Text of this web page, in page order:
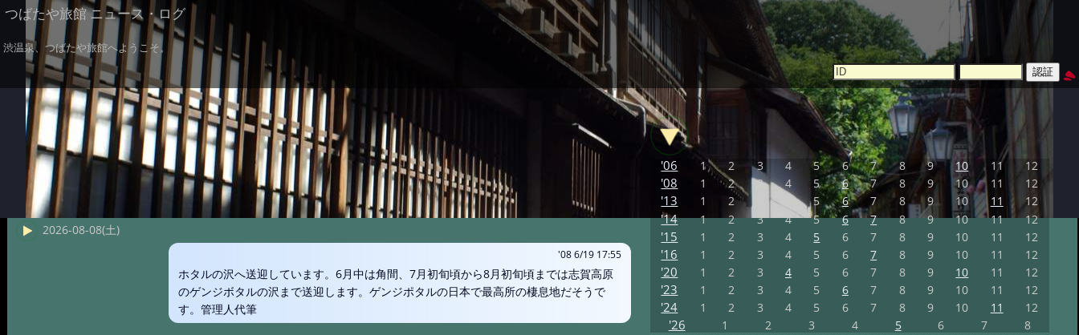
つばたや旅館 ニュース・ログ
渋温泉、つばたや旅館へようこそ。
2026-08-08(土)
'08 6/19 17:55
ホタルの沢へ送迎しています。6月中は角間、7月初旬頃から8月初旬頃までは志賀高原
のゲンジボタルの沢まで送迎します。ゲンジポタルの日本で最高所の棲息地だそうで
す。管理人代筆
'06 1 2 3 4 5 6 7 8 9 10 11 12
'08 1 2 3 4 5 6 7 8 9 10 11 12
'13 1 2 5 6 7 8 9 10 11 12
'14 1 2 3 4 5 6 7 8 9 10 11 12
'15 1 2 3 4 5 6 7 8 9 10 11 12
'16 1 2 3 4 5 6 7 8 9 10 11 12
'20 1 2 3 4 5 6 7 8 9 10 11 12
'23 1 2 3 4 5 6 7 8 9 10 11 12
'24 1 2 3 4 5 6 7 8 9 10 11 12
'26 1 2 3 4 5 6 7 8